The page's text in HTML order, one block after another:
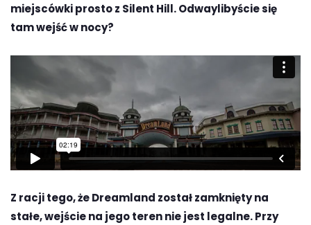
miejscówki prosto z Silent Hill. Odwaylibyście się
tam wejść w nocy?
Z racji tego, że Dreamland został zamknięty na
stałe, wejście na jego teren nie jest legalne. Przy